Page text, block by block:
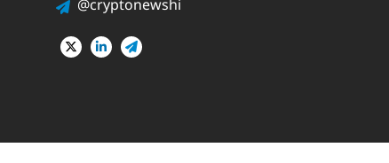
@cryptonewshi